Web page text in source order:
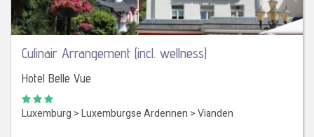
Culinair Arrangement (incl. wellness)
Hotel Belle Vue
Luxemburg >Luxemburgse Ardennen >Vianden